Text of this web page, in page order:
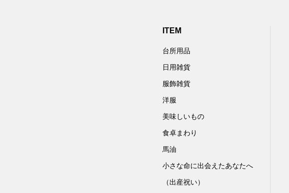
ITEM
台所用品
日用雑貨
服飾雑貨
洋服
美味しいもの
食卓まわり
馬油
小さな命に出会えたあなたへ
（出産祝い）